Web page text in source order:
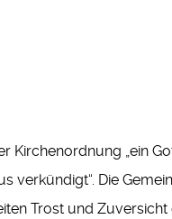
Kirchenordnung „ein
verkündigt“. Die
Trost und Zuversicht